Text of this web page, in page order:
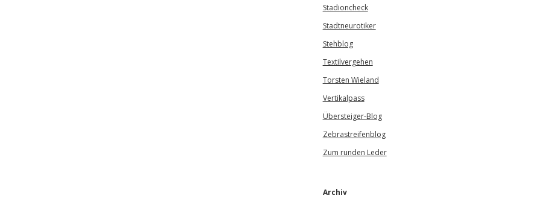
Stadioncheck
Stadtneurotiker
Stehblog
Textilvergehen
Torsten Wieland
Vertikalpass
Übersteiger-Blog
Zebrastreifenblog
Zum runden Leder
Archiv